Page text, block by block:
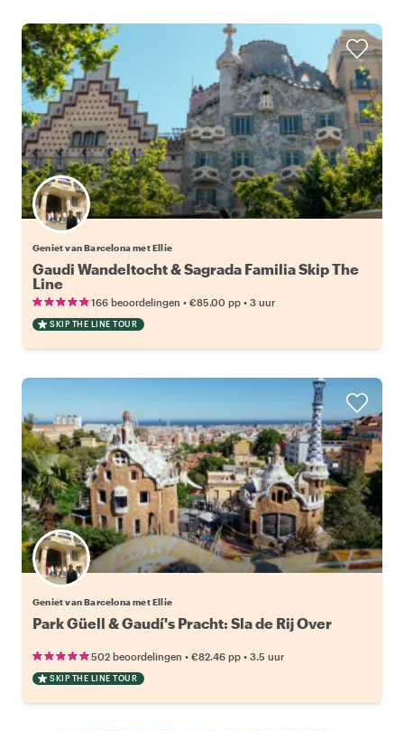
Geniet van Barcelona met Ellie
Gaudi Wandeltocht & Sagrada Familia Skip The
Line
166 beoordelingen • €85.00 pp • 3 uur
SKIP THE LINE TOUR
Geniet van Barcelona met Ellie
Park Güell & Gaudí's Pracht: Sla de Rij Over
502 beoordelingen • €82.46 pp • 3.5 uur
SKIP THE LINE TOUR